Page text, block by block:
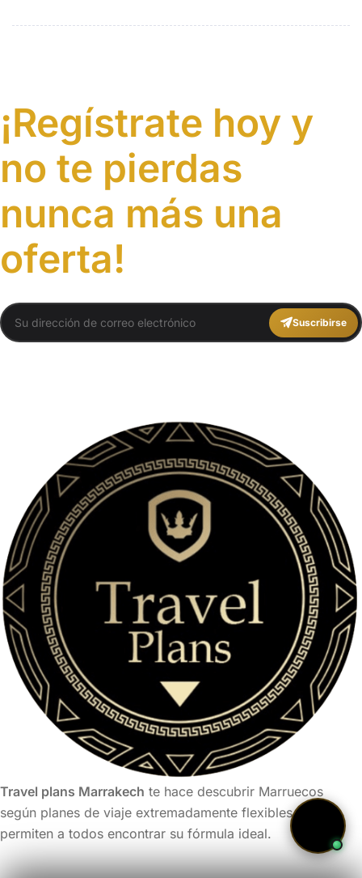
para una estancia
estadounidenses?
¡Regístrate hoy y
no te pierdas
nunca más una
oferta!
Suscribirse
Travel plans Marrakech te hace descubrir Marruecos
según planes de viaje extremadamente flexibles que
permiten a todos encontrar su fórmula ideal.